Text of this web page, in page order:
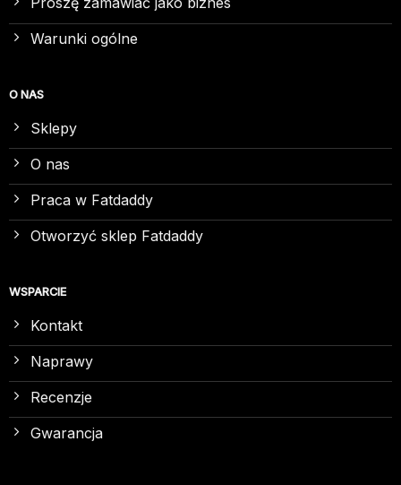
Warunki ogólne
O NAS
Sklepy
O nas
Praca w Fatdaddy
Otworzyć sklep Fatdaddy
WSPARCIE
Kontakt
Naprawy
Recenzje
Gwarancja